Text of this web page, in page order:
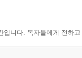
입니다. 독자들에게 전하